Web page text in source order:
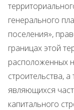
генерального
поселения»,
границах этой
расположенных
строительства,
являющихся
капитального